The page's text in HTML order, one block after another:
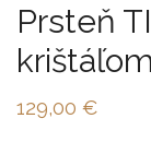
Prsteň
129,00 €